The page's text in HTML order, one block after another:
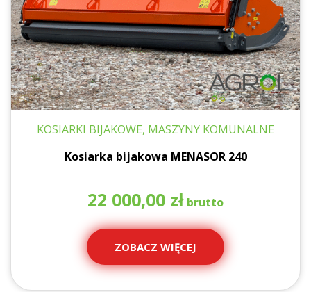
KOSIARKI BIJAKOWE, MASZYNY KOMUNALNE
Kosiarka bijakowa MENASOR 240
22 000,00 zł
ZOBACZ WIĘCEJ